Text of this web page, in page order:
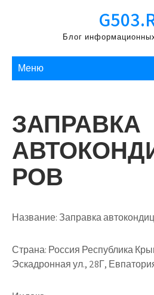
Блог
Меню
ЗАПРАВКА
РОВ
Название: Заправка
Страна: Россия Республика
Эскадронная ул., 28Г,